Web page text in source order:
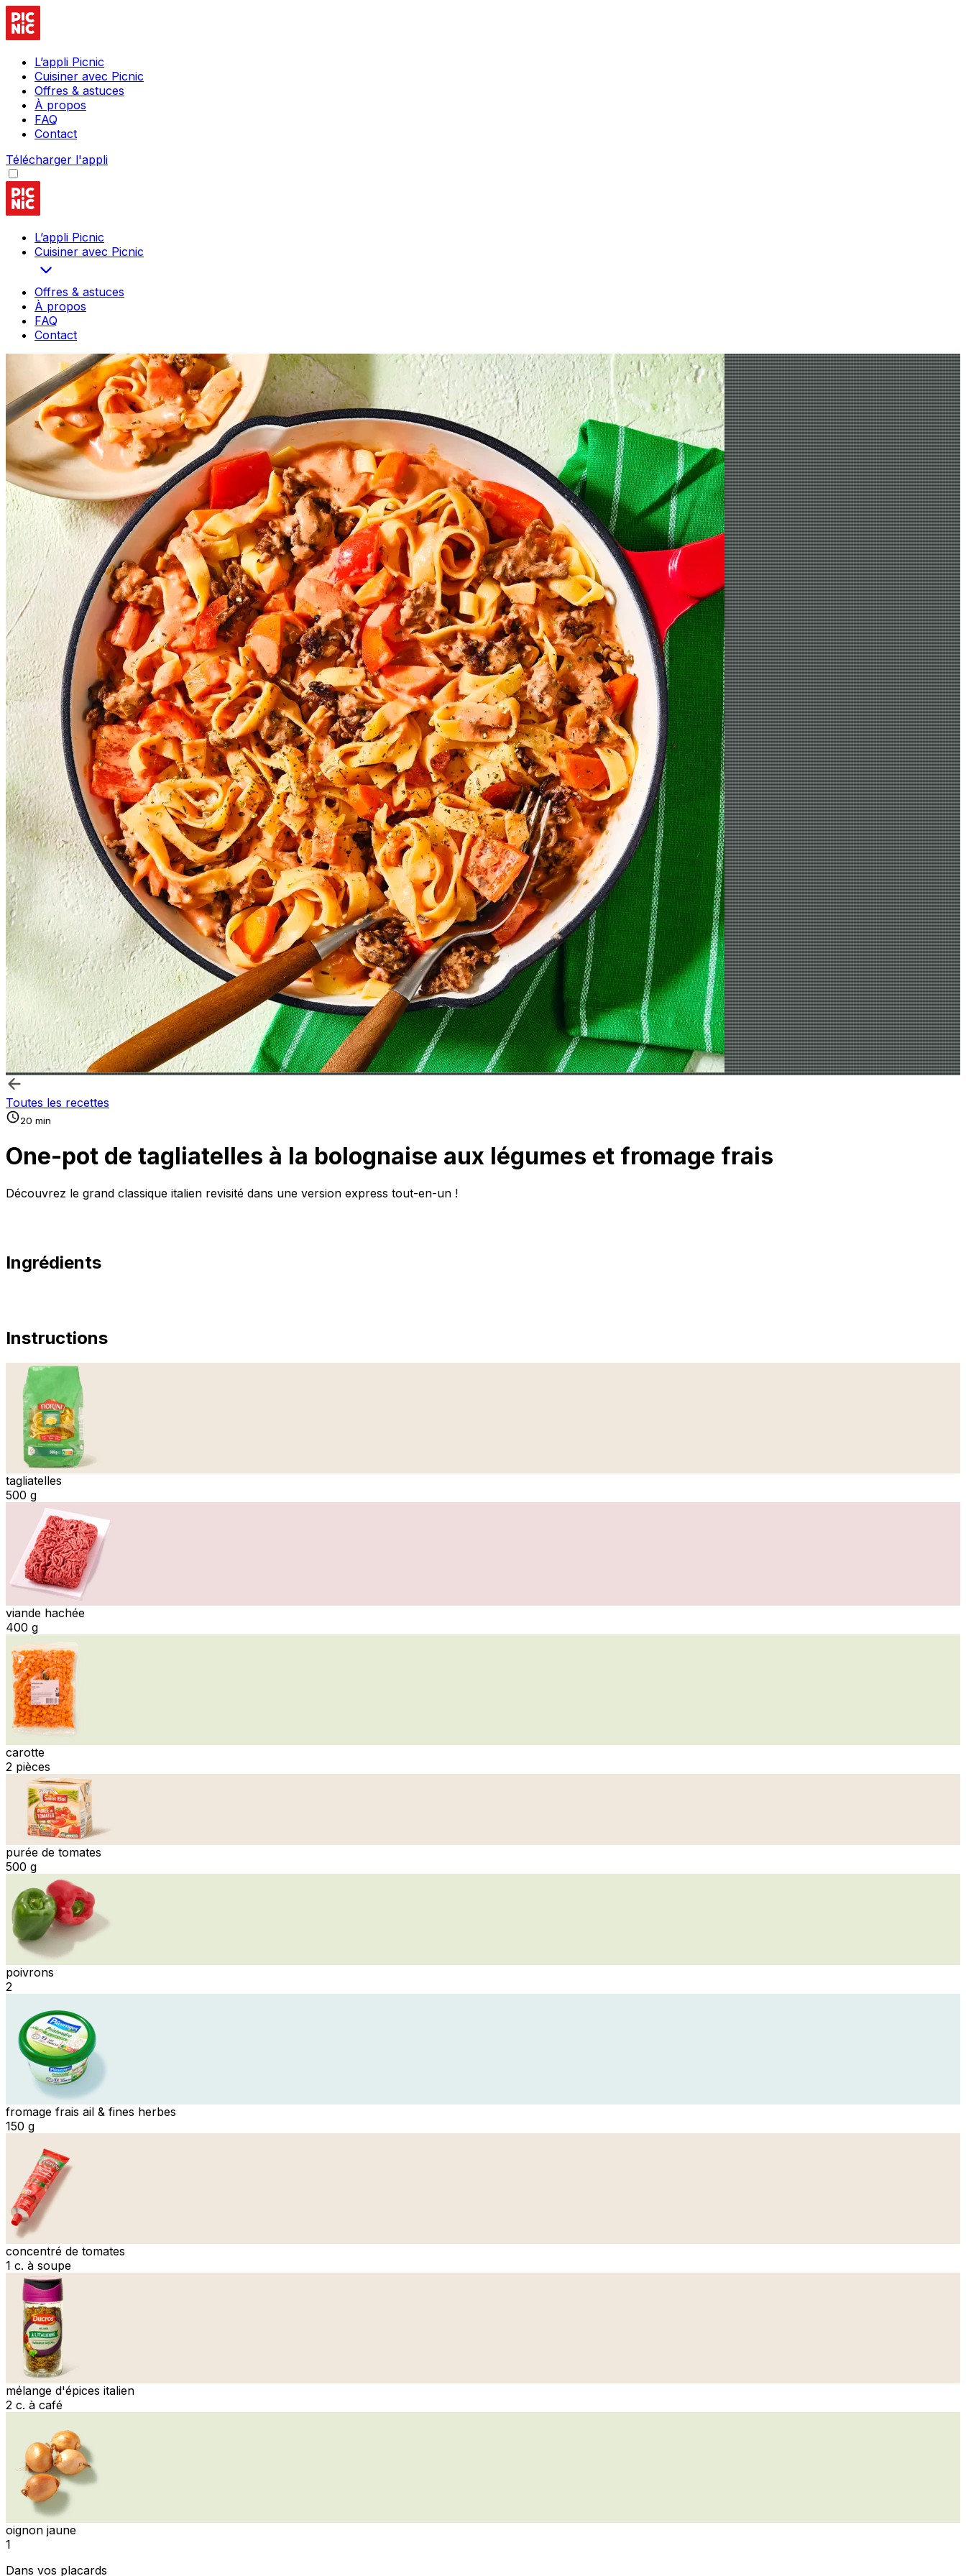
L’appli Picnic
Cuisiner avec Picnic
Offres & astuces
À propos
FAQ
Contact
Télécharger l'appli
L’appli Picnic
Cuisiner avec Picnic
Offres & astuces
À propos
FAQ
Contact
Toutes les recettes
20 min
One-pot de tagliatelles à la bolognaise aux légumes et fromage frais
Découvrez le grand classique italien revisité dans une version express tout-en-un !
Ingrédients
Instructions
tagliatelles
500 g
viande hachée
400 g
carotte
2 pièces
purée de tomates
500 g
poivrons
2
fromage frais ail & fines herbes
150 g
concentré de tomates
1 c. à soupe
mélange d'épices italien
2 c. à café
oignon jaune
1
Dans vos placards